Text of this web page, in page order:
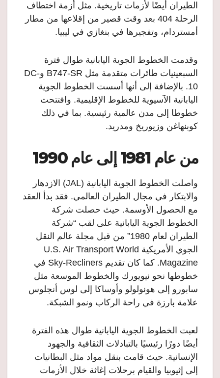
الطيران أيضًا لأزمات تاريخية. مثل أزمة اختطاف
الرحلة 404 بعد وقت قصير من إقلاعها من مطار
أمستردام، وتفجيرها في بنغازي في ليبيا.
وقدمت الخطوط الجوية اليابانية طوال فترة
السبعينيات طائرات متقدمة مثل B747-SR وDC-
10. بالإضافة إلى أنها أسست الخطوط الجوية
اليابانية الآسيوية للخطوط الإقليمية. وافتتحت
خطوطا إلى مدن عالمية رئيسية. بما في ذلك
كوبنهاغن وزيوريخ ومدريد.
من عام 1981 إلى عام 1990
واصلت الخطوط الجوية اليابانية (JAL) الازدهار
والابتكار في مجال الطيران العالمي. فقد بدأ العقد
مع الحصول الأوسمة. حيث حصلت شركة
الخطوط الجوية اليابانية على لقب “شركة
الطيران لعام 1980” من قبل مجلة عالم النقل
الجوي الأمريكية U.S. Air Transport World
Magazine. كما كان تقديم Sky-Recliners في
خطوطها نحو نيويورك والخطوط الموسعة مثل
سابورو إلى هونولولو وأوساكا إلى لوس أنجلوس
علامة بارزة في راحة الركاب ونمو الشبكة.
لعبت الخطوط الجوية اليابانية طوال هذه الفترة
أيضًا دورًا رئيسيًا بالتبادلات الثقافية والجهود
الإنسانية. حيث قامت بنقل مواد مثل البطانيات
إلى إثيوبيا والقيام برحلات إغاثة خلال الأزمات